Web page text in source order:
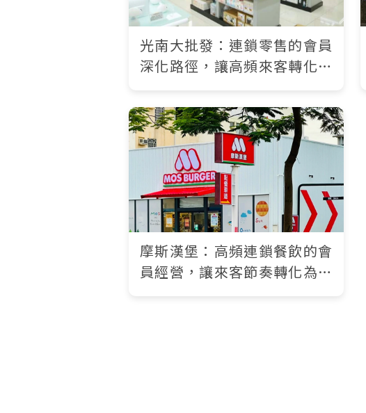
光南大批發：連鎖零售的會員
深化路徑，讓高頻來客轉化為
摩斯漢堡：高頻連鎖餐飲的會
員經營，讓來客節奏轉化為穩